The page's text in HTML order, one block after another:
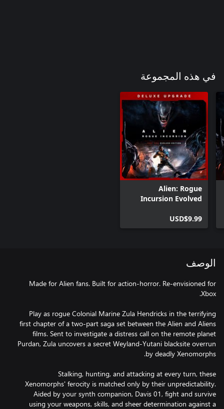
في هذه المجموعة
Alien: Rogue
Incursion Evolved
Upgrade
USD$9.99
الوصف
Made for Alien fans. Built for action-horror. Re-envisioned for
Play as rogue Colonial Marine Zula Hendricks in the terrifying
first chapter of a two-part saga set between the Alien and Aliens
films. Sent to investigate a distress call on the remote planet
Purdan, Zula uncovers a secret Weyland-Yutani blacksite overrun
Stalking, hunting, and attacking at every turn, these
Xenomorphs' ferocity is matched only by their unpredictability.
Aided by your synth companion, Davis 01, fight and survive
using your weapons, skills, and sheer determination against a